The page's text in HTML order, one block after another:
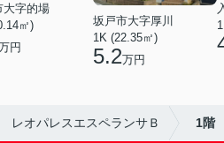
大字的場
㎡)
円
坂戸市大字厚川
1K (22.35㎡)
5.2万円
レオパレスエスペランサＢ 1階